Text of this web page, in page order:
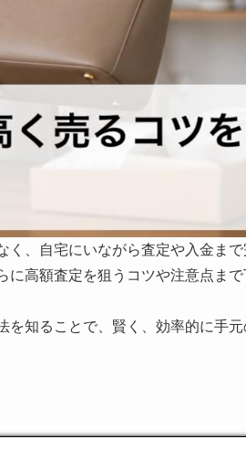
、自宅にいながら査定や入金ま
高額査定を狙うコツや注意点ま
知ることで、賢く、効率的に手元